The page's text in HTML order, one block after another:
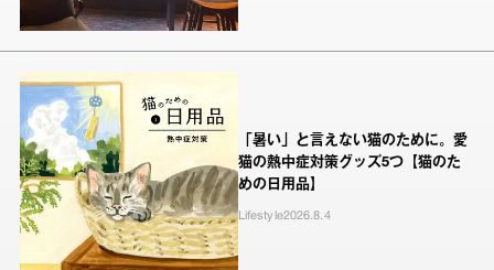
「暑い」と言えない猫のために。愛
猫の熱中症対策グッズ5つ【猫のた
めの日用品】
Lifestyle2026.8.4